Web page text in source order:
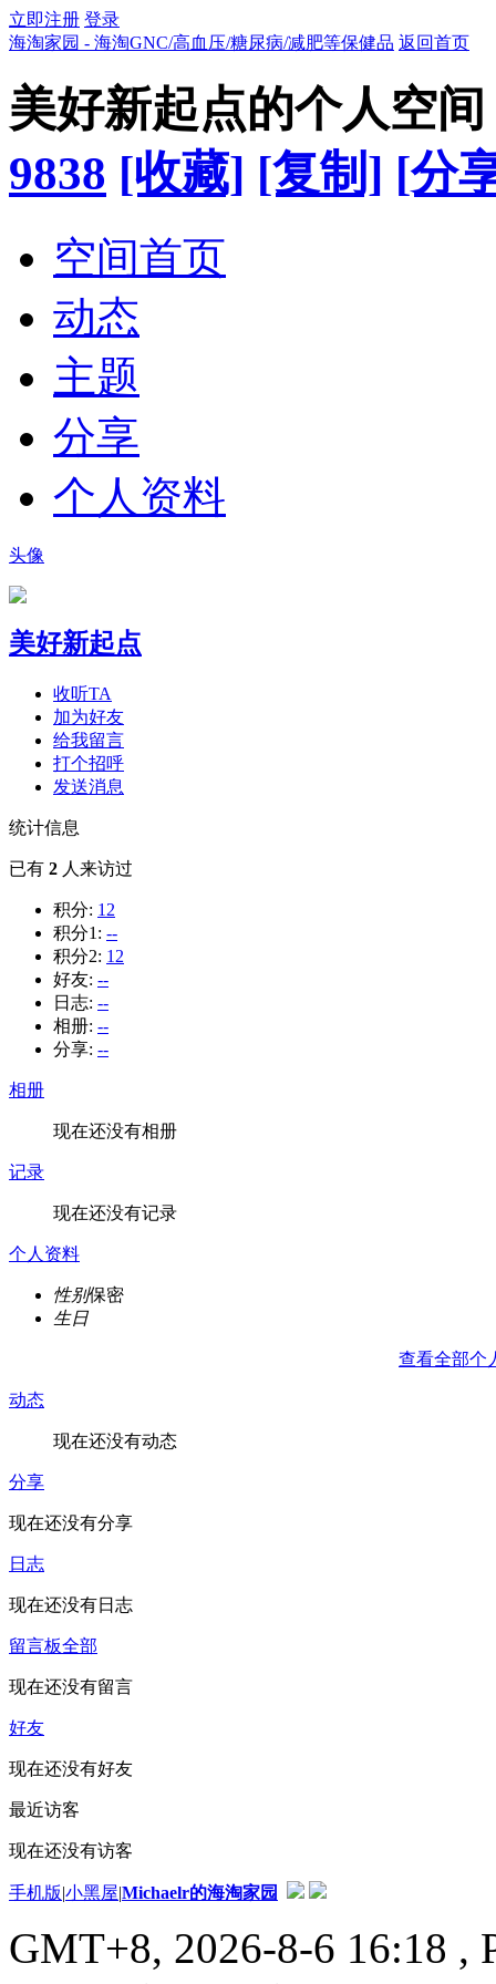
立即注册 登录
海淘家园 - 海淘GNC/高血压/糖尿病/减肥等保健品 返回首页
美好新起点的个人空间
9838 [收藏] [复制] [分
空间首页
动态
主题
分享
个人资料
头像
美好新起点
收听TA
加为好友
给我留言
打个招呼
发送消息
统计信息
已有 2 人来访过
积分: 12
积分1: --
积分2: 12
好友: --
日志: --
相册: --
分享: --
相册
现在还没有相册
记录
现在还没有记录
个人资料
性别保密
生日
查看全部个
动态
现在还没有动态
分享
现在还没有分享
日志
现在还没有日志
留言板全部
现在还没有留言
好友
现在还没有好友
最近访客
现在还没有访客
手机版|小黑屋|Michaelr的海淘家园
GMT+8, 2026-8-6 16:18 ,